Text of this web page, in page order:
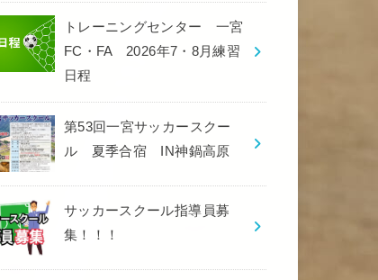
トレーニングセンター 一宮
FC・FA 2026年7・8月練習
日程
第53回一宮サッカースクー
ル 夏季合宿 IN神鍋高原
サッカースクール指導員募
集！！！